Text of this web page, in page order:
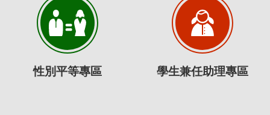
性別平等專區 學生兼任助理專區